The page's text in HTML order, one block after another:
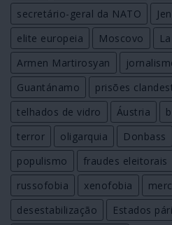
secretário-geral da NATO
elite europeia
Moscovo
Armen Martirosyan
Guantánamo
prisões
telhados de vidro
Áustria
terror
oligarquia Donbass
populismo
fraudes eleitorais
russofobia
xenofobia
desestabilização
Estados